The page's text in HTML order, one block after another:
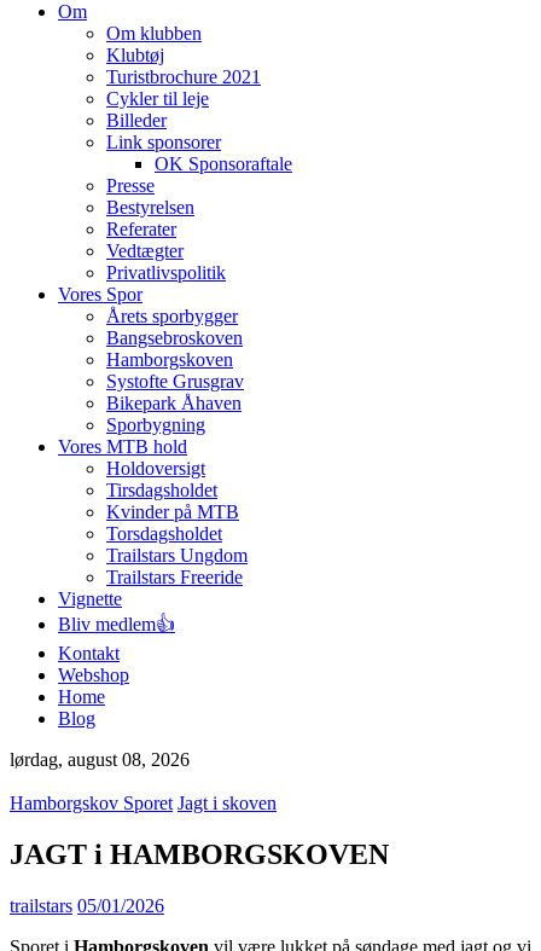
Om
Om klubben
Klubtøj
Turistbrochure 2021
Cykler til leje
Billeder
Link sponsorer
OK Sponsoraftale
Presse
Bestyrelsen
Referater
Vedtægter
Privatlivspolitik
Vores Spor
Årets sporbygger
Bangsebroskoven
Hamborgskoven
Systofte Grusgrav
Bikepark Åhaven
Sporbygning
Vores MTB hold
Holdoversigt
Tirsdagsholdet
Kvinder på MTB
Torsdagsholdet
Trailstars Ungdom
Trailstars Freeride
Vignette
Bliv medlem👍
Kontakt
Webshop
Home
Blog
lørdag, august 08, 2026
Hamborgskov Sporet Jagt i skoven
JAGT i HAMBORGSKOVEN
trailstars 05/01/2026
Sporet i Hamborgskoven vil være lukket på søndage med jagt og vi